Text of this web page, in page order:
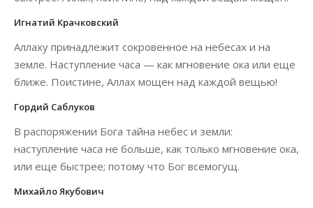
Игнатий Крачковский
Аллаху принадлежит сокровенное на небесах и на
земле. Наступление часа — как мгновение ока или еще
ближе. Поистине, Аллах мощен над каждой вещью!
Гордий Саблуков
В распоряжении Бога тайна небес и земли:
наступление часа не больше, как только мгновение ока,
или еще быстрее; потому что Бог всемогущ.
Михайло Якубович